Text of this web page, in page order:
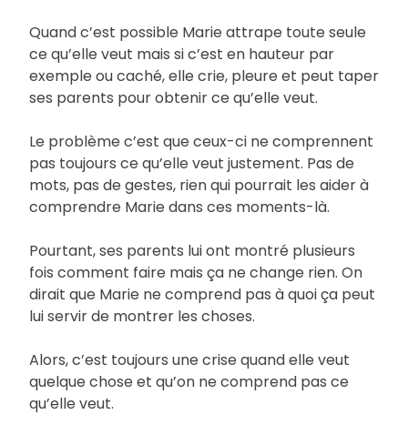
Quand c’est possible Marie attrape toute seule
ce qu’elle veut mais si c’est en hauteur par
exemple ou caché, elle crie, pleure et peut taper
ses parents pour obtenir ce qu’elle veut.
Le problème c’est que ceux-ci ne comprennent
pas toujours ce qu’elle veut justement. Pas de
mots, pas de gestes, rien qui pourrait les aider à
comprendre Marie dans ces moments-là.
Pourtant, ses parents lui ont montré plusieurs
fois comment faire mais ça ne change rien. On
dirait que Marie ne comprend pas à quoi ça peut
lui servir de montrer les choses.
Alors, c’est toujours une crise quand elle veut
quelque chose et qu’on ne comprend pas ce
qu’elle veut.